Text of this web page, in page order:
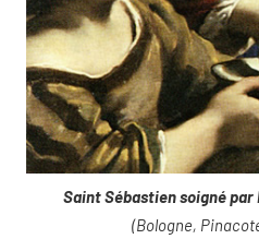
Saint Sébastien soigné par
(Bologne,